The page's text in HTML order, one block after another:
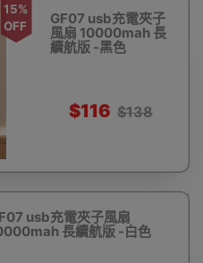
15%
OFF
GF07 usb充電夾子
風扇 10000mah 長
續航版 -黑色
$116 $138
usb充電夾子風扇
長續航版 -白色